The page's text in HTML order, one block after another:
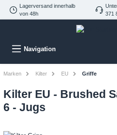
Lagerversand innerhalb
von 48h
371
Navigation
Marken Kilter EU Griffe
Kilter EU - Brushed
6 - Jugs